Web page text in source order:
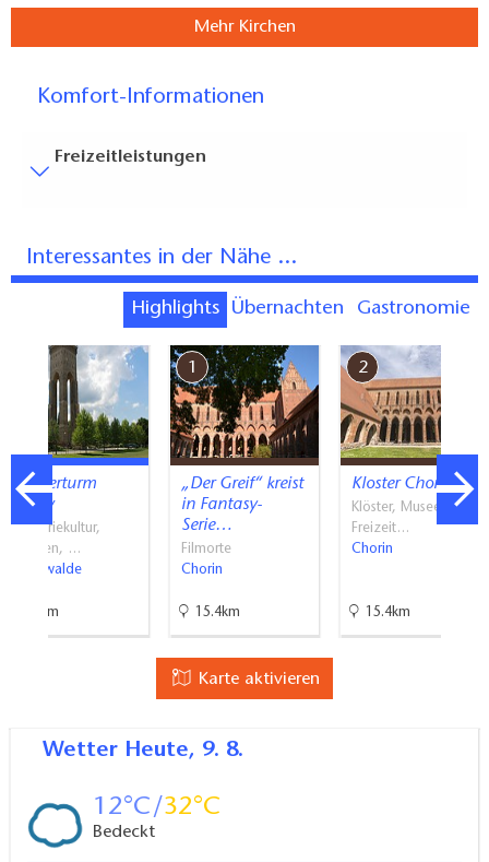
Mehr Kirchen
Komfort-Informationen
Freizeitleistungen
Entfernung der Besucherparkplätze zum Eingang (in
Meter, ca.): 100
Zum Teil eingeschränkt begehbarer Bodenbelag
(innen und/oder außen)
Weitere Angaben
Es stehen ausreichend Sitzplätze zur Verfügung
Interessantes in der Nähe ...
Highlights Übernachten Gastronomie
Wasserturm
Finow
Industriekultur,
Museen, …
Eberswalde
22km
1
„Der Greif“ kreist
in Fantasy-
Serie…
Filmorte
Chorin
15.4km
2
Kloster Chorin
Klöster, Museen,
Freizeit…
Chorin
15.4km
Karte aktivieren
Wetter Heute, 9. 8.
12 32
Bedeckt